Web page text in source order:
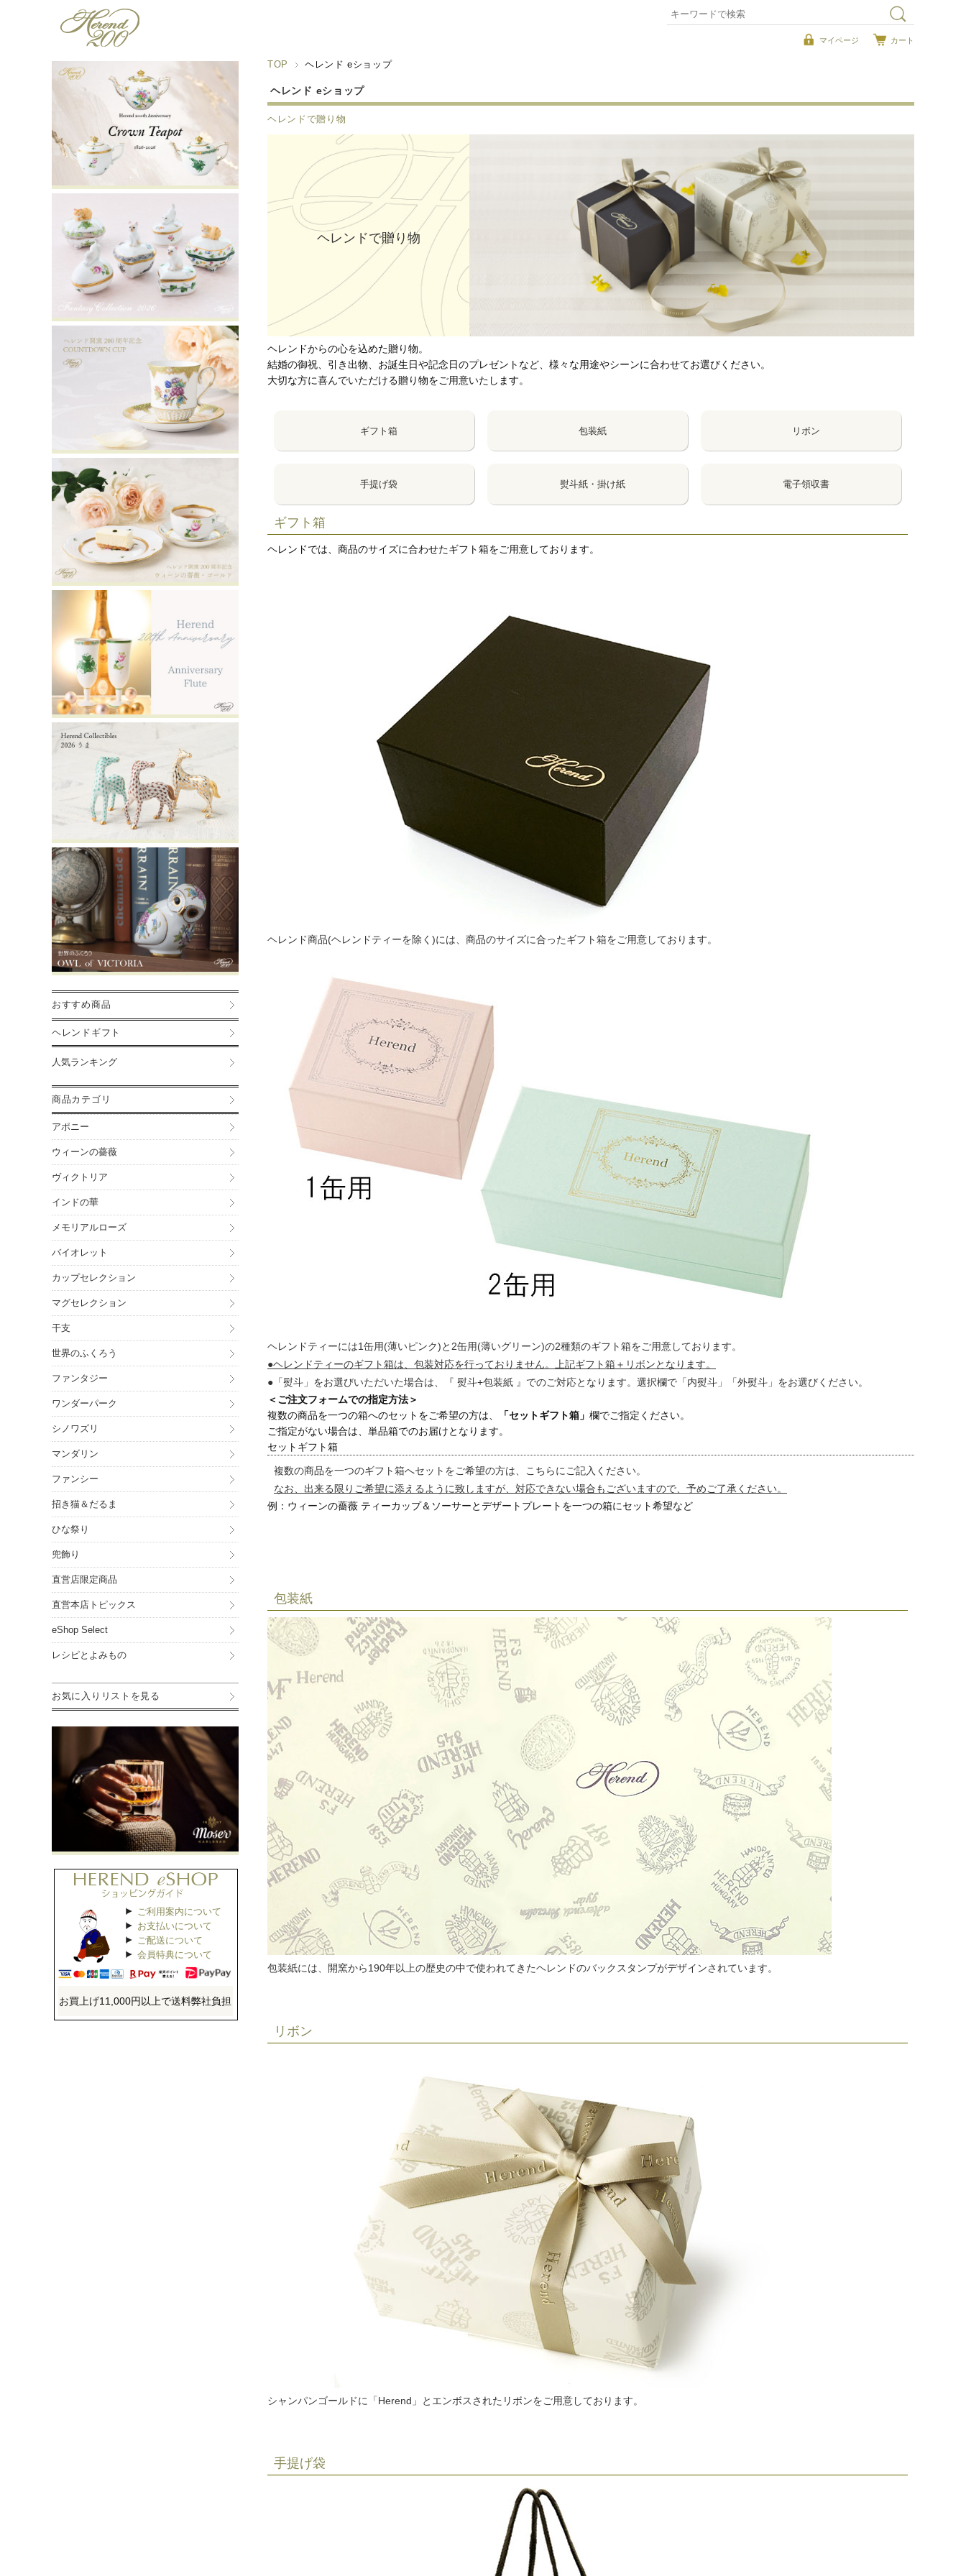
マイページ カート
TOP ヘレンド eショップ
ヘレンド eショップ
ヘレンドで贈り物
ヘレンドで贈り物
ヘレンドからの心を込めた贈り物。
結婚の御祝、引き出物、お誕生日や記念日のプレゼントなど、様々な用途やシーンに合わせてお選びください。
大切な方に喜んでいただける贈り物をご用意いたします。
ギフト箱 包装紙 リボン
手提げ袋 熨斗紙・掛け紙 電子領収書
ギフト箱
ヘレンドでは、商品のサイズに合わせたギフト箱をご用意しております。
ヘレンド商品(ヘレンドティーを除く)には、商品のサイズに合ったギフト箱をご用意しております。
ヘレンドティーには1缶用(薄いピンク)と2缶用(薄いグリーン)の2種類のギフト箱をご用意しております。
●ヘレンドティーのギフト箱は、包装対応を行っておりません。上記ギフト箱＋リボンとなります。
●「熨斗」をお選びいただいた場合は、『 熨斗+包装紙 』でのご対応となります。選択欄で「内熨斗」「外熨斗」をお選びください。
＜ご注文フォームでの指定方法＞
複数の商品を一つの箱へのセットをご希望の方は、
「セットギフト箱」 欄でご指定ください。
ご指定がない場合は、単品箱でのお届けとなります。
セットギフト箱
複数の商品を一つのギフト箱へセットをご希望の方は、こちらにご記入ください。
なお、出来る限りご希望に添えるように致しますが、対応できない場合もございますので、予めご了承ください。
例：ウィーンの薔薇 ティーカップ＆ソーサーとデザートプレートを一つの箱にセット希望など
包装紙
包装紙には、開窯から190年以上の歴史の中で使われてきたヘレンドのバックスタンプがデザインされています。
リボン
シャンパンゴールドに「Herend」とエンボスされたリボンをご用意しております。
手提げ袋
おすすめ商品
ヘレンドギフト
人気ランキング
商品カテゴリ
アポニー
ウィーンの薔薇
ヴィクトリア
インドの華
メモリアルローズ
バイオレット
カップセレクション
マグセレクション
干支
世界のふくろう
ファンタジー
ワンダーパーク
シノワズリ
マンダリン
ファンシー
招き猫＆だるま
ひな祭り
兜飾り
直営店限定商品
直営本店トピックス
eShop Select
レシピとよみもの
お気に入りリストを見る
ご利用案内について
お支払いについて
ご配送について
会員特典について
お買上げ11,000円以上で送料弊社負担